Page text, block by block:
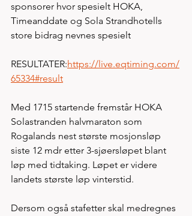
sponsorer hvor spesielt HOKA,
Timeanddate og Sola Strandhotells
store bidrag nevnes spesielt
RESULTATER:https://live.eqtiming.com/
65334#result
Med 1715 startende fremstår HOKA
Solastranden halvmaraton som
Rogalands nest største mosjonsløp
siste 12 mdr etter 3-sjøersløpet blant
løp med tidtaking. Løpet er videre
landets største løp vinterstid.
Dersom også stafetter skal medregnes